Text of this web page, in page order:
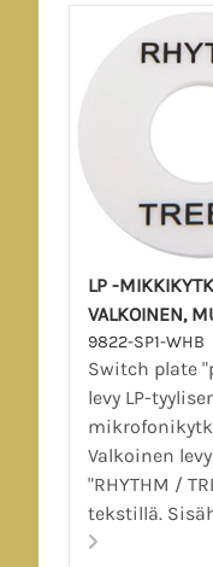
LP -
VALKOINEN,
9822-SP1-WHB
Switch plate
levy LP-
Valkoinen
"RHYTHM /
tekstillä.